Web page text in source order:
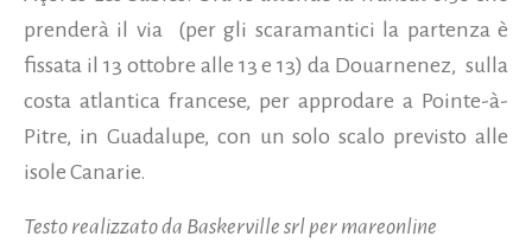
prenderà il via (per gli scaramantici la partenza è
fissata il 13 ottobre alle 13 e 13) da Douarnenez, sulla
costa atlantica francese, per approdare a Pointe-à-
Pitre, in Guadalupe, con un solo scalo previsto alle
isole Canarie.
Testo realizzato da Baskerville srl per mareonline